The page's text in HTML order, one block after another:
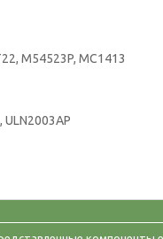
M54523P, MC1413
, ULN2003AP